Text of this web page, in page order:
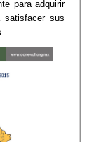
para adquirir
satisfacer sus